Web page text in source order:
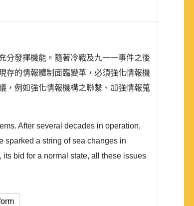
分發揮機能。隨著冷戰及九一一事件之後
存的情報體制面臨變革，必須強化情報機
，例如強化情報機構之聯繫、加強情報蒐
After several decades in operation,
sparked a string of sea changes in
bid for a normal state, all these issues